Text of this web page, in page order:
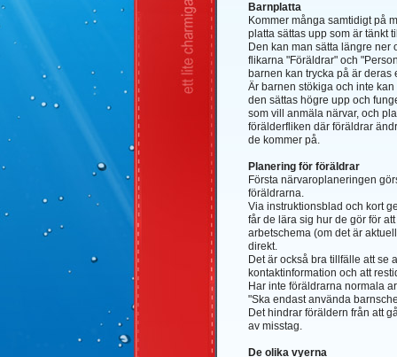
Barnplatta
Kommer många samtidigt på
platta sättas upp som är tänkt
Den kan man sätta längre ner
flikarna "Föräldrar" och
barnen kan trycka på är deras
Är barnen stökiga och inte
den sättas högre upp och
som vill anmäla närvar, och
förälderfliken där föräldrar
de kommer på.
Planering för föräldrar
Första närvaroplaneringen
föräldrarna.
Via instruktionsblad och kort
får de lära sig hur de gör för
arbetschema (om det är
direkt.
Det är också bra tillfälle att se
kontaktinformation och att
Har inte föräldrarna normala
"Ska endast använda
Det hindrar föräldern från att
av misstag.
De olika vyerna